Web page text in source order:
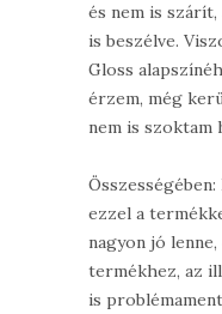
és nem is
is beszélve.
Gloss
érzem, még
nem is szoktam
ezzel a
nagyon jó
termékhez, az
is